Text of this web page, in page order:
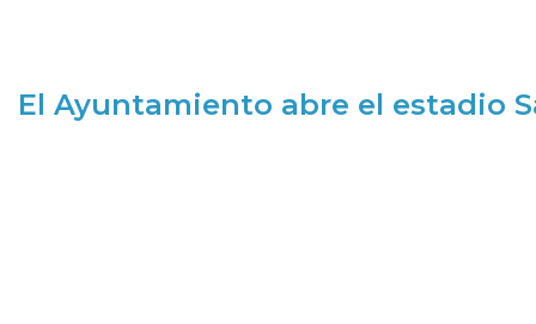
El Ayuntamiento abre el estadio